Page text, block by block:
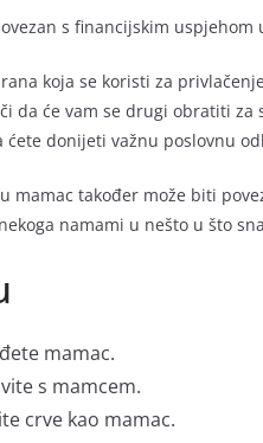
s financijskim uspjehom
koja se koristi za
da će vam se drugi obratiti
ćete donijeti važnu poslovnu
mamac također može biti
namami u nešto u što
mamac.
s mamcem.
crve kao mamac.